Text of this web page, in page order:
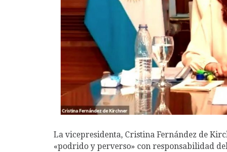
La vicepresidenta, Cristina Fernández de
«podrido y perverso» con responsabilidad